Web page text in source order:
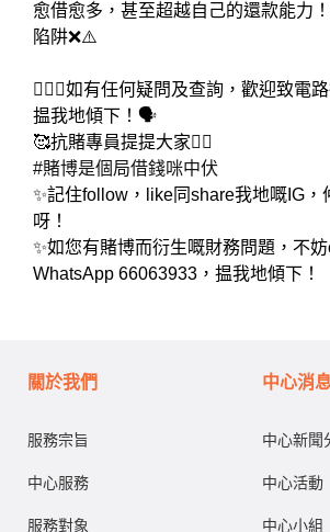
愈借愈多，甚至超越自己的還款能力
陷阱❌⚠️
🙋🏻‍♂️如有任何疑問及查詢，歡迎致電
揾我地傾下！🗣️
🥰抗賭專員提提大家👉🏻
#賭博是個局借錢咪中伏
✨記住follow，like同share我地嘅IG，
呀！
✨如您有賭博而衍生嘅財務問題，不
WhatsApp 66063933，揾我地傾下！
關於我們
服務宗旨
中心服務
服務對象
中心消
中心新聞
中心活動
中心小組